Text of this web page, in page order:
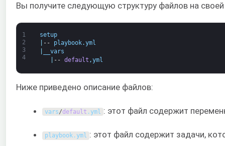
Вы получите следующую структуру файлов на
1
2
3
4
setup
-- playbook.yml
__vars
-- default ,yml
Ниже приведено описание файлов:
vars/default .yml : этот файл содержит
playbook.yml : этот файл содержит задачи,